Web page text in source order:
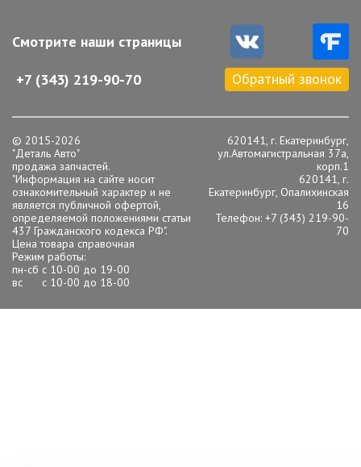
Смотрите наши страницы
+7 (343) 219-90-70 Обратный звонок
© 2015-2026
"Деталь Авто"
продажа запчастей.
"Информация на сайте носит
ознакомительный характер и не
является публичной офертой,
определяемой положениями статьи
437 Гражданского кодекса РФ".
Цена товара справочная
Режим работы:
пн-сб с 10-00 до 19-00
вс с 10-00 до 18-00
620141, г. Екатеринбург,
ул.Автомагистральная 37а,
корп.1
620141, г.
Екатеринбург, Опалихинская
16
Телефон: +7 (343) 219-90-
70